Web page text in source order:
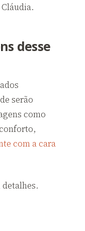
desse
serão
como
com a cara